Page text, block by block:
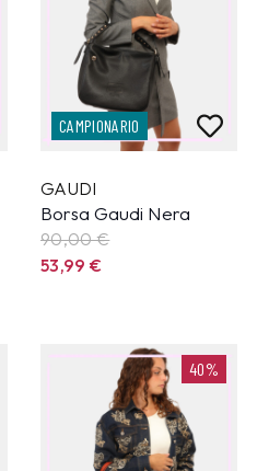
CAMPIONARIO
GAUDI
Borsa Gaudi Nera
90,00 €
53,99€
40%